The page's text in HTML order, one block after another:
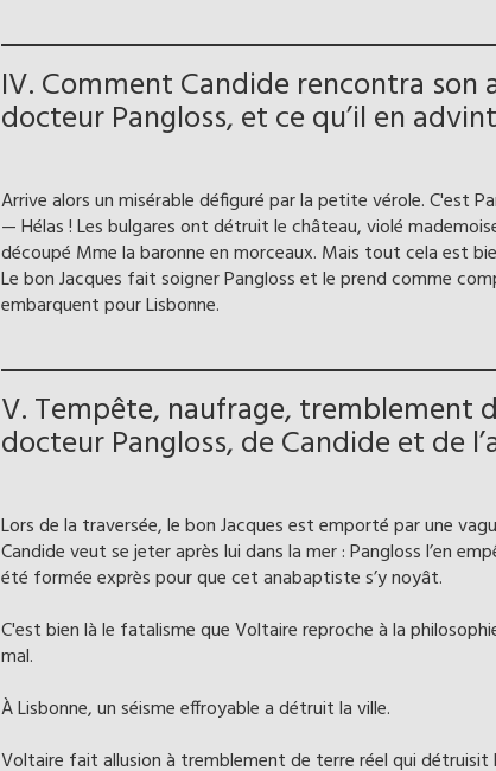
IV. Comment Candide rencontra
docteur Pangloss, et ce qu’il en advint
Arrive alors un misérable défiguré par la petite vérole. C'est
— Hélas ! Les bulgares ont détruit le château, violé
découpé Mme la baronne en morceaux. Mais tout cela est
Le bon Jacques fait soigner Pangloss et le prend comme
embarquent pour Lisbonne.
V. Tempête, naufrage, tremblement
docteur Pangloss, de Candide et de
Lors de la traversée, le bon Jacques est emporté par une
Candide veut se jeter après lui dans la mer : Pangloss l’en
été formée exprès pour que cet anabaptiste s’y noyât.
C'est bien là le fatalisme que Voltaire reproche à la
mal.
À Lisbonne, un séisme effroyable a détruit la ville.
Voltaire fait allusion à tremblement de terre réel qui détruisit